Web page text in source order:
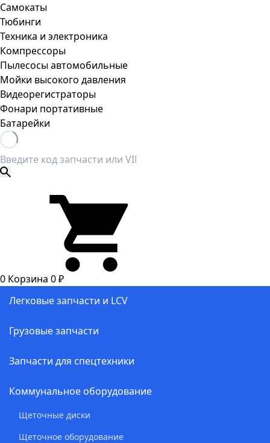
Самокаты
Тюбинги
Техника и электроника
Компрессоры
Пылесосы автомобильные
Мойки высокого давления
Видеорегистраторы
Фонари портативные
Батарейки
0 Корзина 0₽
Легковые запчасти и LCV
Грузовые запчасти
Запчасти для спецтехники
Коммунальное оборудование
Щеточные диски
Щеточное оборудование